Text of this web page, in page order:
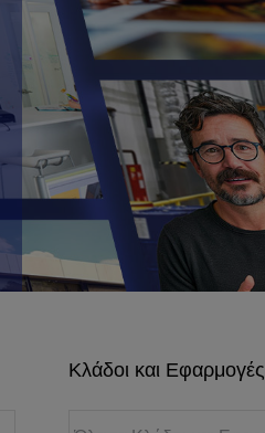
Κλάδοι και Εφαρμογές